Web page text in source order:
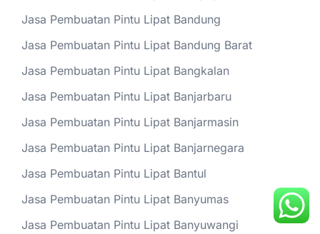
Jasa Pembuatan Pintu Lipat Bandung
Jasa Pembuatan Pintu Lipat Bandung Barat
Jasa Pembuatan Pintu Lipat Bangkalan
Jasa Pembuatan Pintu Lipat Banjarbaru
Jasa Pembuatan Pintu Lipat Banjarmasin
Jasa Pembuatan Pintu Lipat Banjarnegara
Jasa Pembuatan Pintu Lipat Bantul
Jasa Pembuatan Pintu Lipat Banyumas
Jasa Pembuatan Pintu Lipat Banyuwangi